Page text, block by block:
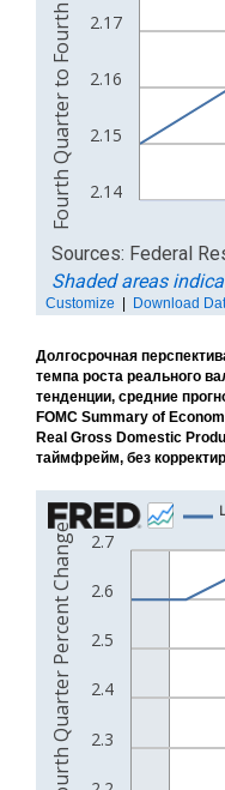
Долгосрочная
темпа роста реального
тенденции, средние
FOMC Summary of
Real Gross Domestic
таймфрейм, без